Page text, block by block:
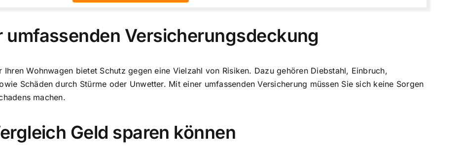
umfassenden Versicherungsdeckung
Wohnwagen bietet Schutz gegen eine Vielzahl von Risiken. Dazu gehören Diebstahl, Einbruch,
Schäden durch Stürme oder Unwetter. Mit einer umfassenden Versicherung müssen Sie sich keine Sorgen
machen.
Geld sparen können